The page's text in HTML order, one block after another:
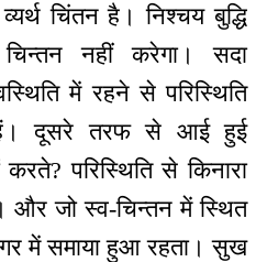
चिंतन है। निश्चय बुद्धि
चिन्तन नहीं करेगा। सदा
में रहने से परिस्थिति
हैं। दूसरे तरफ से आई हुई
करते? परिस्थिति से किनारा
और जो स्व-चिन्तन में स्थित
में समाया हुआ रहता। सुख